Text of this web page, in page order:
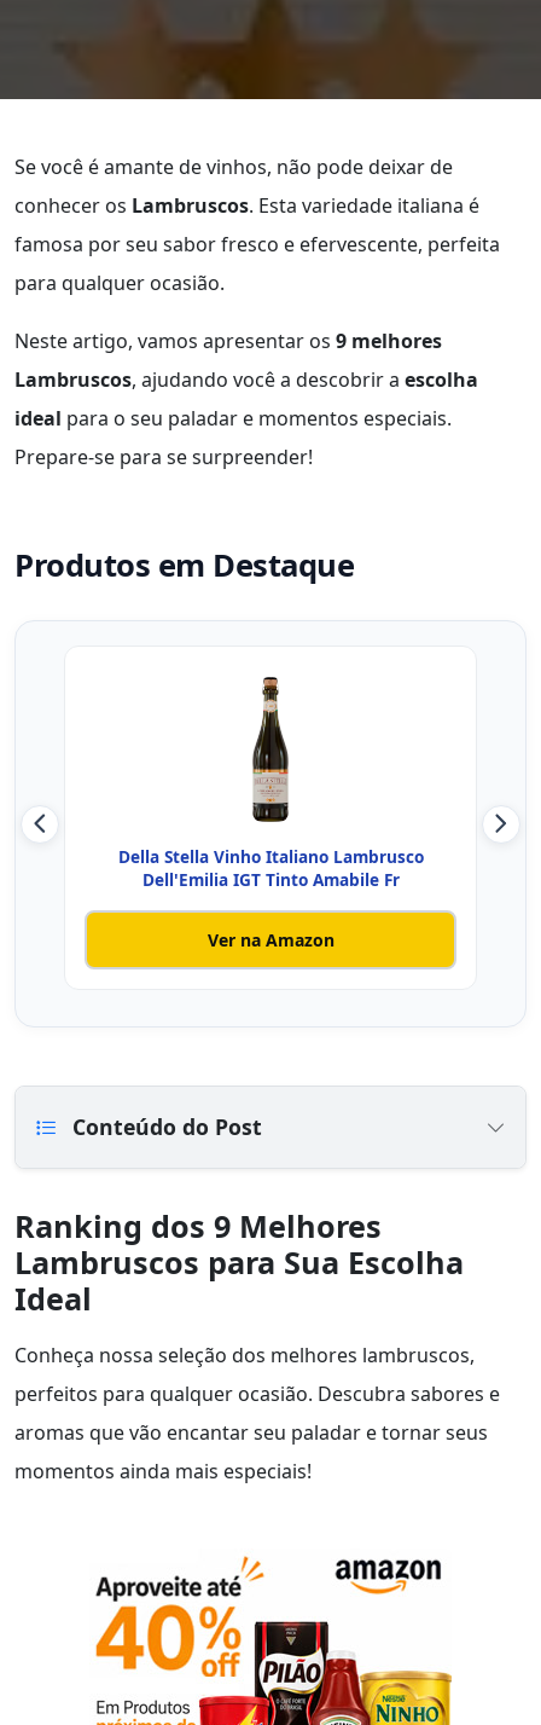
Se você é amante de vinhos, não pode deixar de
conhecer os Lambruscos. Esta variedade italiana é
famosa por seu sabor fresco e efervescente, perfeita
para qualquer ocasião.
Neste artigo, vamos apresentar os 9 melhores
Lambruscos, ajudando você a descobrir a escolha
ideal para o seu paladar e momentos especiais.
Prepare-se para se surpreender!
Produtos em Destaque
Della Stella Vinho Italiano Lambrusco
Dell'Emilia IGT Tinto Amabile Fr
Ver na Amazon
Conteúdo do Post
Ranking dos 9 Melhores
Lambruscos para Sua Escolha
Ideal
Conheça nossa seleção dos melhores lambruscos,
perfeitos para qualquer ocasião. Descubra sabores e
aromas que vão encantar seu paladar e tornar seus
momentos ainda mais especiais!